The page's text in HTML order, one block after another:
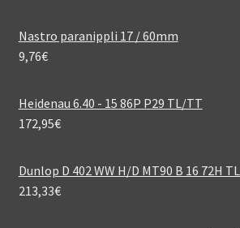
Nastro paranippli 17 / 60mm
9,76€
Heidenau 6.40 - 15 86P P29 TL/TT
172,95€
Dunlop D 402 WW H/D MT90 B 16 72H
213,33€